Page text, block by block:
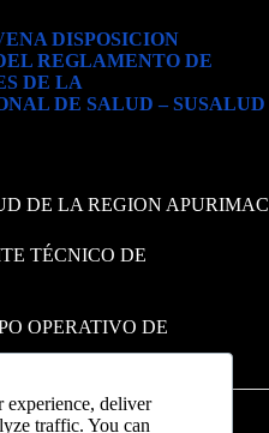
DISPOSICION
REGLAMENTO DE
DE LA
DE SALUD – SUSALUD
DE LA REGION APURIMAC
TÉCNICO DE
OPERATIVO DE
experience, deliver
traffic. You can